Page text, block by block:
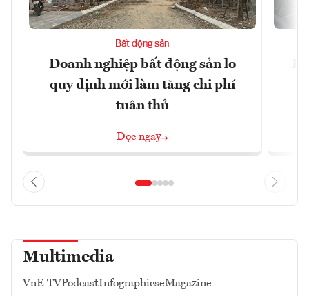
Bất động sản
Doanh nghiệp bất động sản lo
quy định mới làm tăng chi phí
tuân thủ
Đọc ngay
Multimedia
VnE TVPodcastInfographicseMagazine